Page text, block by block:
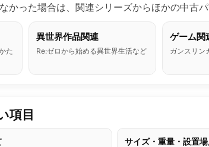
かった場合は、関連シリーズからほかの中古パ
た
異世界作品関連
Re:ゼロから始める異世界生活など
ゲーム関
ガンスリン
項目
サイズ・重量・設置